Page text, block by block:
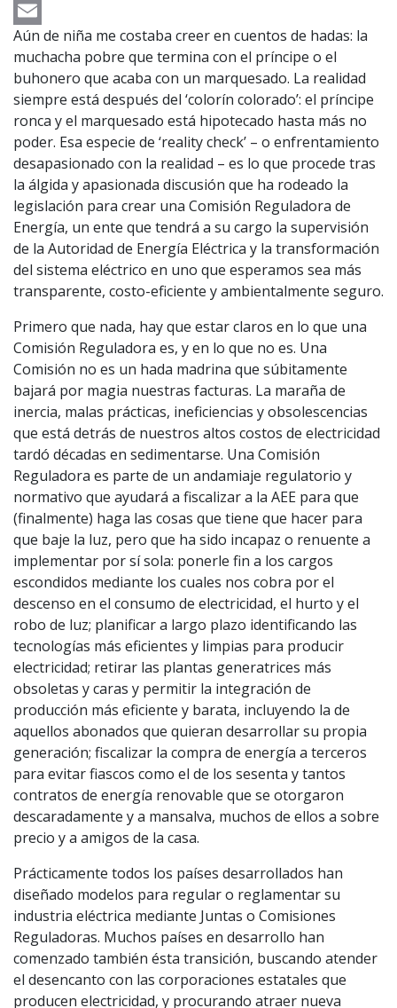
Facebook
Email
Aún de niña me costaba creer en cuentos de hadas: la
muchacha pobre que termina con el príncipe o el
buhonero que acaba con un marquesado. La realidad
siempre está después del ‘colorín colorado’: el príncipe
ronca y el marquesado está hipotecado hasta más no
poder. Esa especie de ‘reality check’ – o enfrentamiento
desapasionado con la realidad – es lo que procede tras
la álgida y apasionada discusión que ha rodeado la
legislación para crear una Comisión Reguladora de
Energía, un ente que tendrá a su cargo la supervisión
de la Autoridad de Energía Eléctrica y la transformación
del sistema eléctrico en uno que esperamos sea más
transparente, costo-eficiente y ambientalmente seguro.
Primero que nada, hay que estar claros en lo que una
Comisión Reguladora es, y en lo que no es. Una
Comisión no es un hada madrina que súbitamente
bajará por magia nuestras facturas. La maraña de
inercia, malas prácticas, ineficiencias y obsolescencias
que está detrás de nuestros altos costos de electricidad
tardó décadas en sedimentarse. Una Comisión
Reguladora es parte de un andamiaje regulatorio y
normativo que ayudará a fiscalizar a la AEE para que
(finalmente) haga las cosas que tiene que hacer para
que baje la luz, pero que ha sido incapaz o renuente a
implementar por sí sola: ponerle fin a los cargos
escondidos mediante los cuales nos cobra por el
descenso en el consumo de electricidad, el hurto y el
robo de luz; planificar a largo plazo identificando las
tecnologías más eficientes y limpias para producir
electricidad; retirar las plantas generatrices más
obsoletas y caras y permitir la integración de
producción más eficiente y barata, incluyendo la de
aquellos abonados que quieran desarrollar su propia
generación; fiscalizar la compra de energía a terceros
para evitar fiascos como el de los sesenta y tantos
contratos de energía renovable que se otorgaron
descaradamente y a mansalva, muchos de ellos a sobre
precio y a amigos de la casa.
Prácticamente todos los países desarrollados han
diseñado modelos para regular o reglamentar su
industria eléctrica mediante Juntas o Comisiones
Reguladoras. Muchos países en desarrollo han
comenzado también ésta transición, buscando atender
el desencanto con las corporaciones estatales que
producen electricidad, y procurando atraer nueva